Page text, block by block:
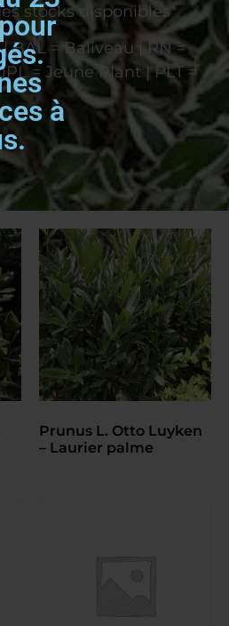
stocks disponibles*
BAL = Baliveau | RN =
= Jeune Plant | PLT =
Prunus L. Otto Luyken
– Laurier palme
à